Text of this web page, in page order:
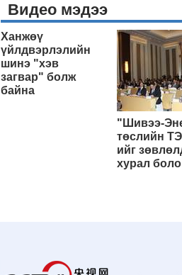
Видео мэдээ
Ханжөү
үйлдвэрлэлийн
шинэ "хэв
загвар" болж
байна
"Шивээ-
төслийн
ийг
хурал